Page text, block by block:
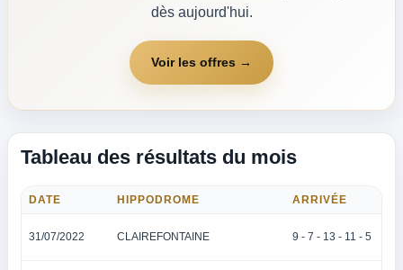
dès aujourd'hui.
Voir les offres →
Tableau des résultats du mois
DATE HIPPODROME ARRIVÉE
31/07/2022 CLAIREFONTAINE 9 - 7 - 13 - 11 - 5